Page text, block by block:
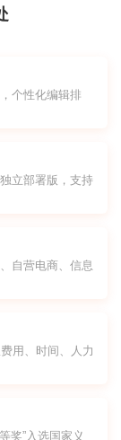
个性化编辑排
立部署版，支持
自营电商、信息
用、时间、人力
奖”入选国家义